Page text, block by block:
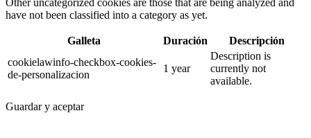
Other uncategorized cookies are those that are being analyzed and
have not been classified into a category as yet.
Galleta Duración
Descripción
cookielawinfo-checkbox-cookies-
de-personalizacion
1 year
Description is
currently not
available.
Guardar y aceptar